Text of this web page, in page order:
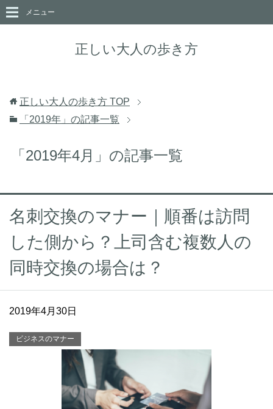
正しい大人の歩き方
メニュー
正しい大人の歩き方 TOP
「2019年」の記事一覧
「2019年4月」の記事一覧
名刺交換のマナー｜順番は訪問
した側から？上司含む複数人の
同時交換の場合は？
2019年4月30日
ビジネスのマナー